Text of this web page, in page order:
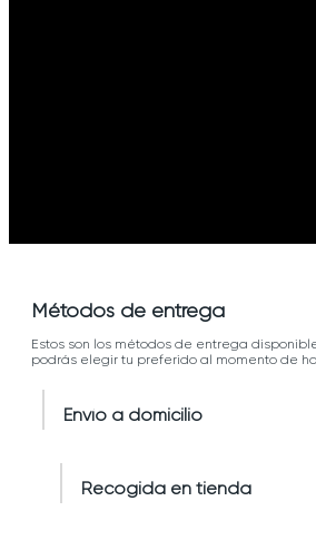
Métodos de entrega
Estos son los métodos de entrega
podrás elegir tu preferido al momento de
Envío a domicilio
Recogida en tienda